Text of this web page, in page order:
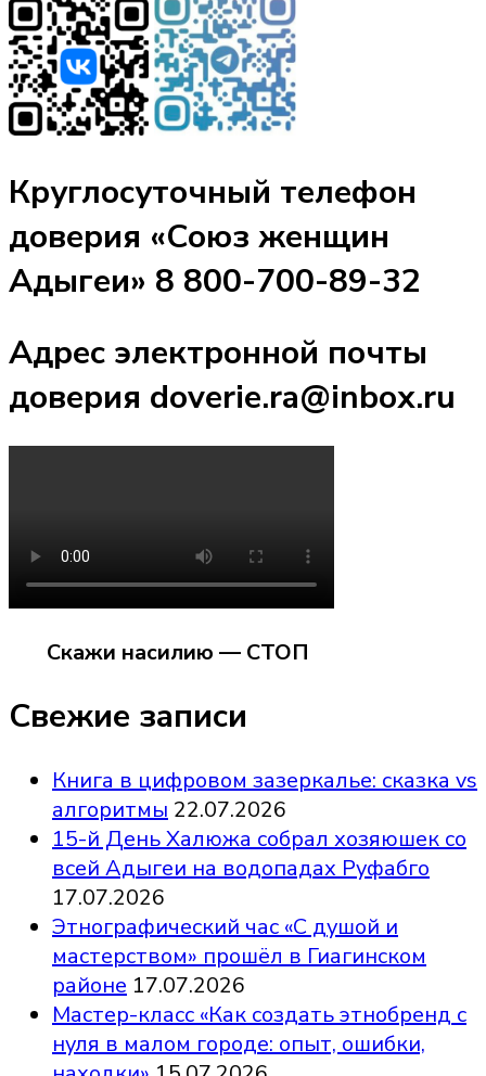
Круглосуточный телефон
доверия «Союз женщин
Адыгеи» 8 800-700-89-32
Адрес электронной почты
доверия doverie.ra@inbox.ru
Скажи насилию — СТОП
Свежие записи
Книга в цифровом зазеркалье: сказка vs
алгоритмы 22.07.2026
15-й День Халюжа собрал хозяюшек со
всей Адыгеи на водопадах Руфабго
17.07.2026
Этнографический час «С душой и
мастерством» прошёл в Гиагинском
районе 17.07.2026
Мастер-класс «Как создать этнобренд с
нуля в малом городе: опыт, ошибки,